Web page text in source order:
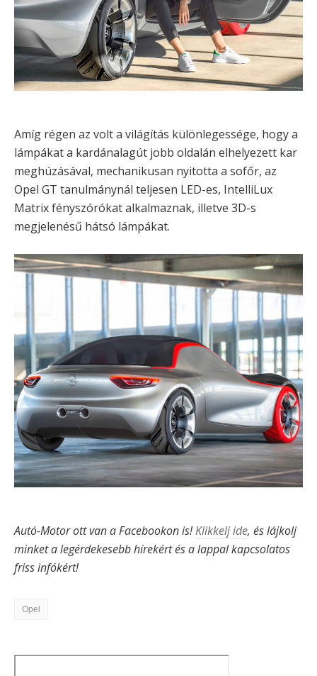
Amíg régen az volt a világítás különlegessége, hogy a
lámpákat a kardánalagút jobb oldalán elhelyezett kar
meghúzásával, mechanikusan nyitotta a sofőr, az
Opel GT tanulmánynál teljesen LED-es, IntelliLux
Matrix fényszórókat alkalmaznak, illetve 3D-s
megjelenésű hátsó lámpákat.
Autó-Motor ott van a Facebookon is!Klikkelj ide, és lájkolj
minket a legérdekesebb hírekért és a lappal kapcsolatos
friss infókért!
Opel